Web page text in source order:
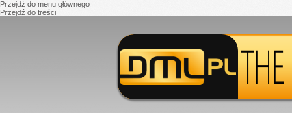
Przejdź do menu głównego
Przejdź do treści